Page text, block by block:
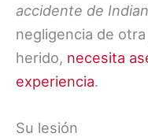
accidente de
negligencia de
herido, necesita
experiencia.
Su lesión